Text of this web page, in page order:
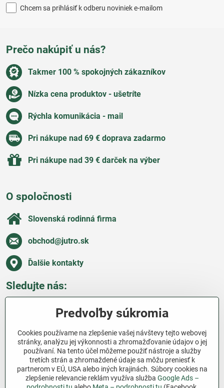
Chcem sa prihlásiť k odberu noviniek e-mailom
Prečo nakúpiť u nás?
Takmer 100 % spokojných zákazníkov
Nízka cena produktov - ušetríte
Rýchla komunikácia - mail
Pri nákupe nad 69 € doprava zadarmo
Pri nákupe nad 39 € darček na výber
O spoločnosti
Slovenská rodinná firma
obchod​@jutro​.sk
Ďalšie kontakty
Sledujte nás:
Všetko o nákupe
Ďakujeme za podporu
Sme slovenský e-shop bez dotácií​. Fungujeme len
Predvoľby súkromia
Cookies používame na zlepšenie vašej návštevy tejto webovej
stránky, analýzu jej výkonnosti a zhromažďovanie údajov o jej
používaní. Na tento účel môžeme použiť nástroje a služby
tretích strán a zhromaždené údaje sa môžu preniesť k
partnerom v EÚ, USA alebo iných krajinách. Súbory cookies na
zlepšenie relevancie reklám využíva služba Google Ads –